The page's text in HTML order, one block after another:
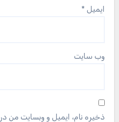
ایمیل *
وب‌ سایت
ذخیره نام، ایمیل و وبسایت من